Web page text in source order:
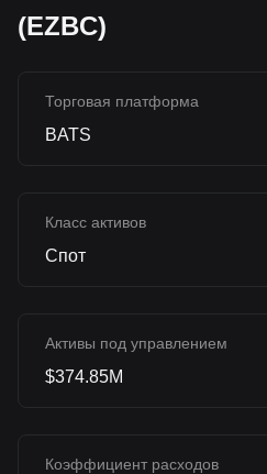
(EZBC)
Торговая платформа
BATS
Класс активов
Спот
Активы под управлением
$374.85M
Коэффициент расходов